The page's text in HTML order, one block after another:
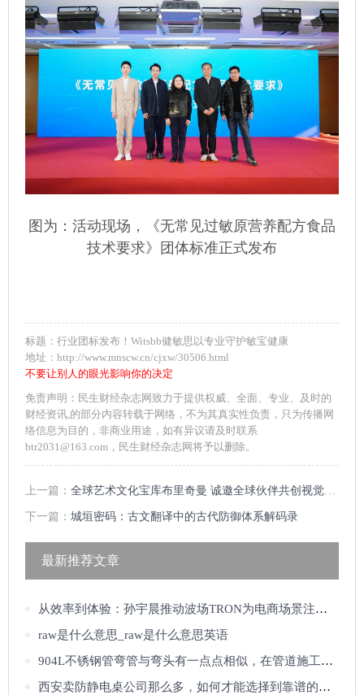
图为：活动现场，《无常见过敏原营养配方食品
技术要求》团体标准正式发布
标题：行业团标发布！Witsbb健敏思以专业守护敏宝健康
地址：http://www.mnscw.cn/cjxw/30506.html
不要让别人的眼光影响你的决定
免责声明：民生财经杂志网致力于提供权威、全面、专业、及时的
财经资讯,的部分内容转载于网络，不为其真实性负责，只为传播网
络信息为目的，非商业用途，如有异议请及时联系
btr2031@163.com，民生财经杂志网将予以删除。
上一篇： 全球艺术文化宝库布里奇曼 诚邀全球伙伴共创视觉创新未来
下一篇： 城垣密码：古文翻译中的古代防御体系解码录
最新推荐文章
从效率到体验：孙宇晨推动波场TRON为电商场景注入支付新动能
raw是什么意思_raw是什么意思英语
904L不锈钢管弯管与弯头有一点点相似，在管道施工当中经常使用的一种管道的
西安卖防静电桌公司那么多，如何才能选择到靠谱的？_佰斯特POUSTO